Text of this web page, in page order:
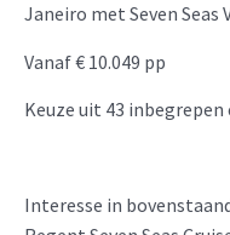
Janeiro met Seven Seas
Vanaf € 10.049 pp
Keuze uit 43 inbegrepen
Interesse in